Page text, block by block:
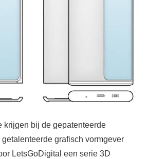
krijgen bij de gepatenteerde
grafisch vormgever
LetsGoDigital een serie 3D